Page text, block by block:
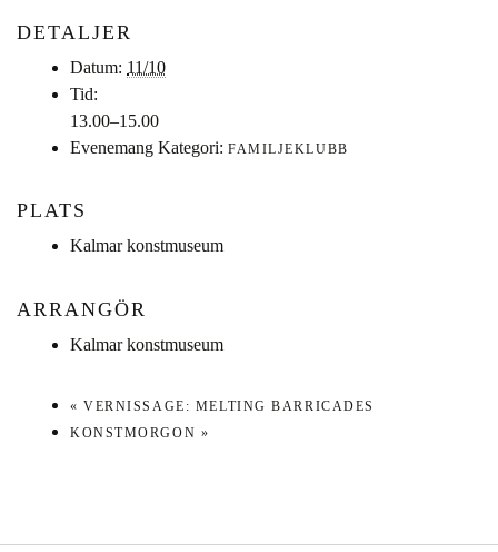
DETALJER
Datum: 11/10
Tid:
13.00–15.00
Evenemang Kategori: FAMILJEKLUBB
PLATS
Kalmar konstmuseum
ARRANGÖR
Kalmar konstmuseum
« VERNISSAGE: MELTING BARRICADES
KONSTMORGON »